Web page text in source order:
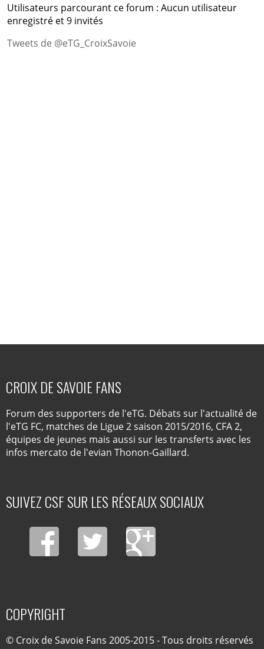
Utilisateurs parcourant ce forum : Aucun utilisateur
enregistré et 9 invités
Tweets de @eTG_CroixSavoie
CROIX DE SAVOIE FANS
Forum des supporters de l'eTG. Débats sur l'actualité de
l'eTG FC, matches de Ligue 2 saison 2015/2016, CFA 2,
équipes de jeunes mais aussi sur les transferts avec les
infos mercato de l'evian Thonon-Gaillard.
SUIVEZ CSF SUR LES RÉSEAUX SOCIAUX
COPYRIGHT
© Croix de Savoie Fans 2005-2015 - Tous droits réservés